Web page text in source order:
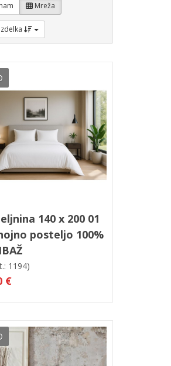
Mreža
Hitri ogled
140 x 200 01
posteljo 100%
1194)
€